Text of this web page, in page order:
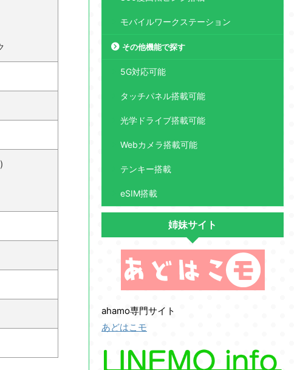
モバイルワークステーション
その他機能で探す
5G対応可能
タッチパネル搭載可能
光学ドライブ搭載可能
Webカメラ搭載可能
テンキー搭載
eSIM搭載
姉妹サイト
ahamo専門サイト
あどはこモ